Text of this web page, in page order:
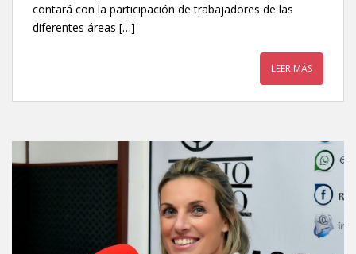
contará con la participación de trabajadores de las
diferentes áreas […]
LEER MÁS